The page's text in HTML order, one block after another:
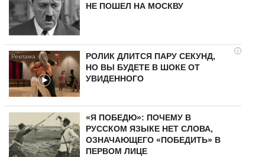
НЕ ПОШЕЛ НА МОСКВУ
i
РОЛИК ДЛИТСЯ ПАРУ СЕКУНД,
НО ВЫ БУДЕТЕ В ШОКЕ ОТ
УВИДЕННОГО
«Я ПОБЕДЮ»: ПОЧЕМУ В
РУССКОМ ЯЗЫКЕ НЕТ СЛОВА,
ОЗНАЧАЮЩЕГО «ПОБЕДИТЬ» В
ПЕРВОМ ЛИЦЕ